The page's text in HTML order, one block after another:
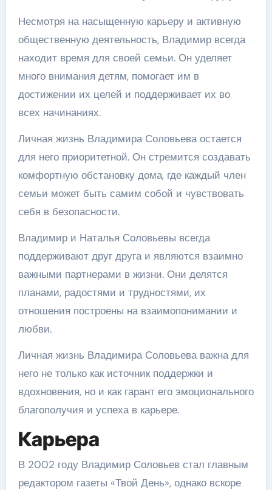
Несмотря на насыщенную карьеру и активную
общественную деятельность, Владимир всегда
находит время для своей семьи. Он уделяет
много внимания детям, помогает им в
достижении их целей и поддерживает их во
всех начинаниях.
Личная жизнь Владимира Соловьева остается
для него приоритетной. Он стремится создавать
комфортную обстановку дома, где каждый член
семьи может быть самим собой и чувствовать
себя в безопасности.
Владимир и Наталья Соловьевы всегда
поддерживают друг друга и являются взаимно
важными партнерами в жизни. Они делятся
планами, радостями и трудностями, их
отношения построены на взаимопонимании и
любви.
Личная жизнь Владимира Соловьева важна для
него не только как источник поддержки и
вдохновения, но и как гарант его эмоционального
благополучия и успеха в карьере.
Карьера
В 2002 году Владимир Соловьев стал главным
редактором газеты «Твой День», однако вскоре